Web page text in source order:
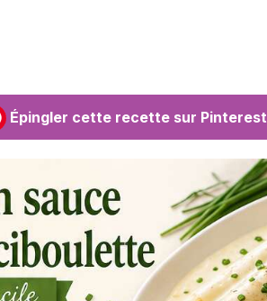
Épingler cette recette sur Pinterest